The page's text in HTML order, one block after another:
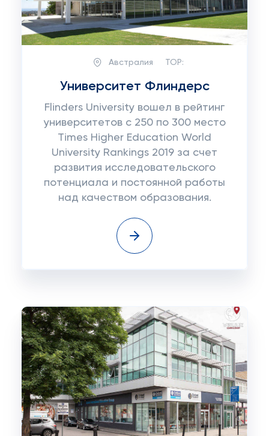
Австралия TOP:
Университет Флиндерс
Flinders University вошел в рейтинг
университетов с 250 по 300 место
Times Higher Education World
University Rankings 2019 за счет
развития исследовательского
потенциала и постоянной работы
над качеством образования.